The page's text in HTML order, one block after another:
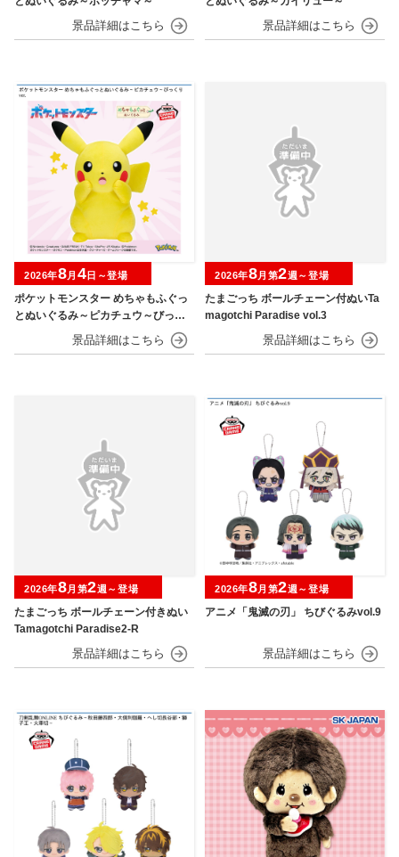
ポケットモンスター めちゃもふぐっ
とぬいぐるみ～ピカチュウ～びっく
2026年8月 4日～登場
たまごっち ボールチェーン付ぬいTa
magotchi Paradise vol.3
2026年8月第2週～登場
たまごっち ボールチェーン付きぬい
Tamagotchi Paradise2-R
2026年8月第2週～登場
アニメ「鬼滅の刃」 ちびぐるみvol.9
2026年8月第2週～登場